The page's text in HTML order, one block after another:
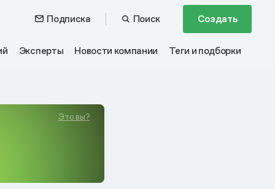
Подписка Поиск Создать
Эксперты Новости компании Теги и подборки
Это вы?